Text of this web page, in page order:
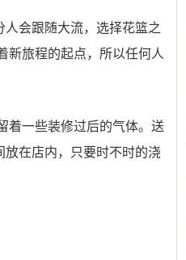
会跟随大流，选择花篮之
新旅程的起点，所以任何人
着一些装修过后的气体。送
在店内，只要时不时的浇